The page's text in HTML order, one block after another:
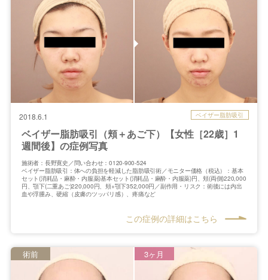
2018.6.1 ベイザー脂肪吸引
ベイザー脂肪吸引（頬＋あご下）【女性［22歳］1
週間後】の症例写真
施術者：長野寛史／問い合わせ：0120-900-524
ベイザー脂肪吸引：体への負担を軽減した脂肪吸引術／モニター価格（税込）：基本
セット(消耗品・麻酔・内服薬)基本セット(消耗品・麻酔・内服薬)円、頬(両側)220,000
円、顎下(二重あご)220,000円、頬+顎下352,000円／副作用・リスク：術後には内出
血や浮腫み、硬縮（皮膚のツッパリ感）、疼痛など
この症例の詳細はこちら
術前 3ヶ月